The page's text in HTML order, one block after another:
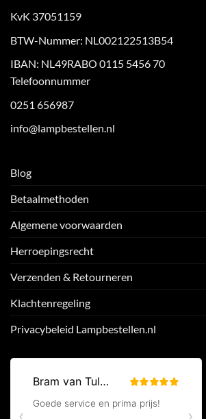
KvK 37051159
BTW-Nummer: NL002122513B54
IBAN: NL49RABO 0115 5456 70
Telefoonnummer
0251 656987
info@lampbestellen.nl
Blog
Betaalmethoden
Algemene voorwaarden
Herroepingsrecht
Verzenden & Retourneren
Klachtenregeling
Privacybeleid Lampbestellen.nl